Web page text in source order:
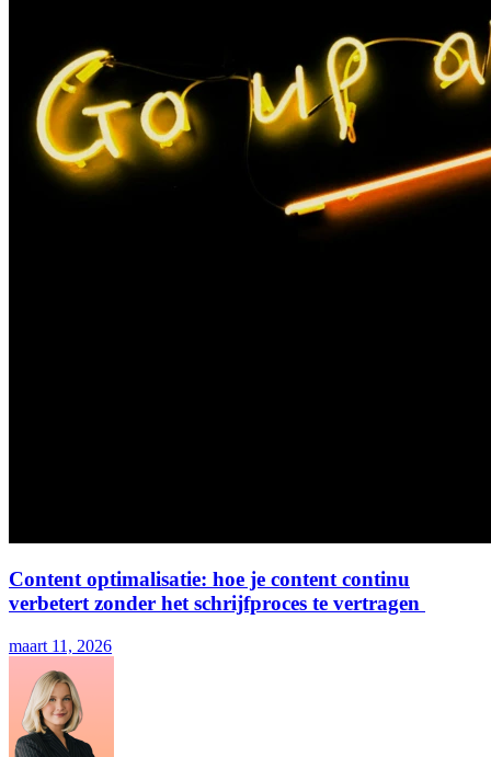
Content optimalisatie: hoe je content continu
verbetert zonder het schrijfproces te vertragen
maart 11, 2026